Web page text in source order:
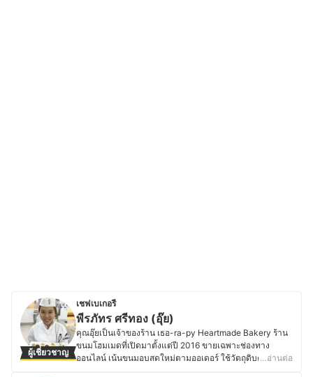
ผู้เชี่ยวชาญ
เชฟเบเกอรี
พีรภัทร ศรีทอง (อุ๊ย)
คุณอุ๊ยเป็นเจ้าของร้าน เธอ-ra-py Heartmade Bakery ร้าน
ขนมโฮมเมดที่เปิดมาตั้งแต่ปี 2016 ขายเฉพาะช่องทาง
ออนไลน์ เน้นขนมอบสดใหม่ตามออเดอร์ ใช้วัตถุดิบคุณภาพ
…อ่านต่อ